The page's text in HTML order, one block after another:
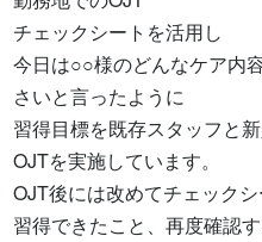
チェックシートを活用し
今日は○○様のどんなケア内
さいと言ったように
習得目標を既存スタッフと
OJTを実施しています。
OJT後には改めてチェック
習得できたこと、再度確認